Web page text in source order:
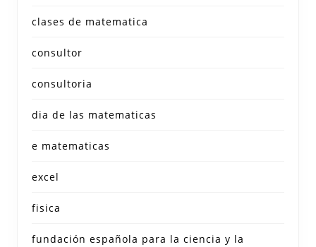
clases de matematica
consultor
consultoria
dia de las matematicas
e matematicas
excel
fisica
fundación española para la ciencia y la